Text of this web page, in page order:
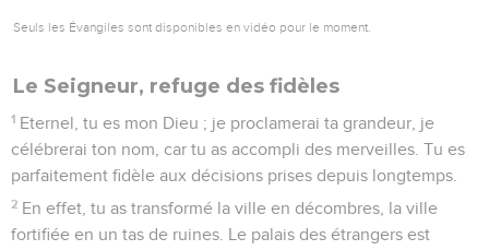
Seuls les Évangiles sont disponibles en vidéo pour le moment.
Le Seigneur, refuge des fidèles
1 Eternel, tu es mon Dieu ; je proclamerai ta grandeur, je
célébrerai ton nom, car tu as accompli des merveilles. Tu es
parfaitement fidèle aux décisions prises depuis longtemps.
2 En effet, tu as transformé la ville en décombres, la ville
fortifiée en un tas de ruines. Le palais des étrangers est